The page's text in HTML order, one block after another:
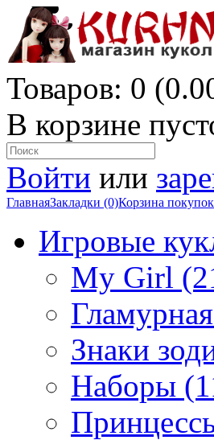
Товаров: 0
В корзине
Войти или
ГлавнаяЗакладки (0)Корзина покупок
Игровые
My Girl
Знаки
Наборы